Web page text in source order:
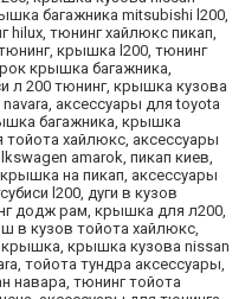
багажника mitsubishi l200,
hilux, тюнинг хайлюкс пикап,
крышка l200, тюнинг
крышка багажника,
л 200 тюнинг, крышка кузова
аксессуары для toyota
багажника, крышка
тойота хайлюкс, аксессуары
amarok, пикап киев,
на пикап, аксессуары
l200, дуги в кузов
додж рам, крышка для л200,
в кузов тойота хайлюкс,
крышка кузова nissan
тойота тундра аксессуары,
навара, тюнинг тойота